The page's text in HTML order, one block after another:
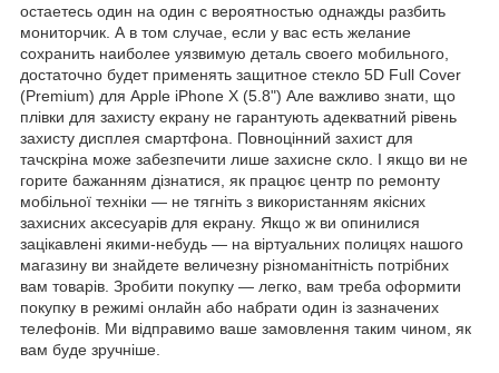
остаетесь один на один с вероятностью однажды разбить
мониторчик. А в том случае, если у вас есть желание
сохранить наиболее уязвимую деталь своего мобильного,
достаточно будет применять защитное стекло 5D Full Cover
(Premium) для Apple iPhone X (5.8") Але важливо знати, що
плівки для захисту екрану не гарантують адекватний рівень
захисту дисплея смартфона. Повноцінний захист для
тачскріна може забезпечити лише захисне скло. І якщо ви не
горите бажанням дізнатися, як працює центр по ремонту
мобільної техніки — не тягніть з використанням якісних
захисних аксесуарів для екрану. Якщо ж ви опинилися
зацікавлені якими-небудь — на віртуальних полицях нашого
магазину ви знайдете величезну різноманітність потрібних
вам товарів. Зробити покупку — легко, вам треба оформити
покупку в режимі онлайн або набрати один із зазначених
телефонів. Ми відправимо ваше замовлення таким чином, як
вам буде зручніше.